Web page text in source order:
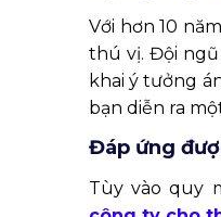
Với hơn 10
thú vị. Đội
khai ý tưởng
bạn diễn ra
Đáp ứng
Tùy vào quy